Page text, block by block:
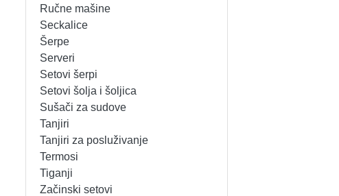
REŠOI
SECKALICE
SOKOVNICI
TOSTERI
USISIVAČI
VENTILATORI
SETOVI ŠERPI
SETOVI ŠOLJA I ŠOLJICA
SUŠAČI ZA SUDOVE
TANJIRI
TANJIRI ZA POSLUŽIVANJE
TERMOSI
Ručne mašine
Seckalice
Šerpe
Serveri
Setovi šerpi
Setovi šolja i šoljica
Sušači za sudove
Tanjiri
Tanjiri za posluživanje
Termosi
Tiganji
Začinski setovi